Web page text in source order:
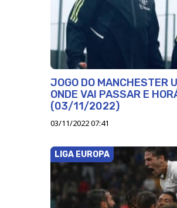
JOGO DO MANCHESTER
ONDE VAI PASSAR E
(03/11/2022)
03/11/2022 07:41
LIGA EUROPA